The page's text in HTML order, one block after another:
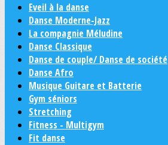
Eveil à la danse
Danse Moderne-Jazz
La compagnie Méludine
Danse Classique
Danse de couple/ Danse de société
Danse Afro
Musique Guitare et Batterie
Gym séniors
Stretching
Fitness - Multigym
Fit danse